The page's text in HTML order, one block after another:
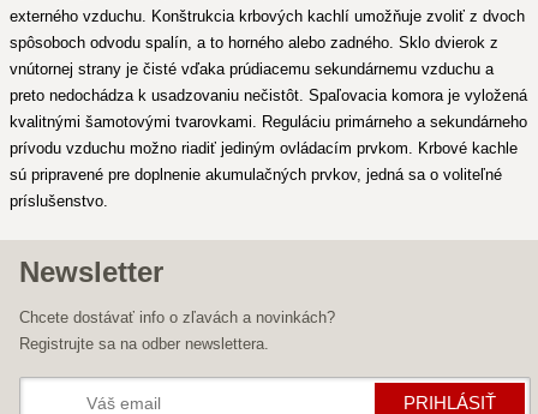
externého vzduchu. Konštrukcia krbových kachlí umožňuje zvoliť z dvoch
spôsoboch odvodu spalín, a to horného alebo zadného. Sklo dvierok z
vnútornej strany je čisté vďaka prúdiacemu sekundárnemu vzduchu a
preto nedochádza k usadzovaniu nečistôt. Spaľovacia komora je vyložená
kvalitnými šamotovými tvarovkami. Reguláciu primárneho a sekundárneho
prívodu vzduchu možno riadiť jediným ovládacím prvkom. Krbové kachle
sú pripravené pre doplnenie akumulačných prvkov, jedná sa o voliteľné
príslušenstvo.
Newsletter
Chcete dostávať info o zľavách a novinkách?
Registrujte sa na odber newslettera.
PRIHLÁSIŤ